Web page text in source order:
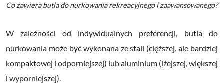
Co zawiera butla do nurkowania rekreacyjnego i zaawansowanego?
W zależności od indywidualnych preferencji, butla do
nurkowania może być wykonana ze stali (cięższej, ale bardziej
kompaktowej i odporniejszej) lub aluminium (lżejszej, większej
i wyporniejszej).